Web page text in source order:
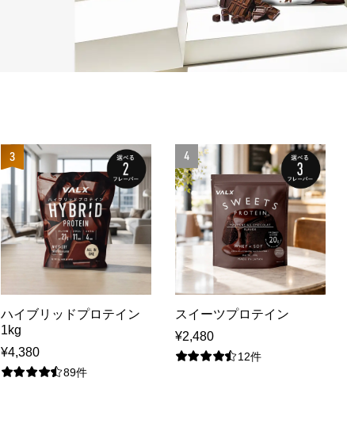
3
ハイブリッドプロテイン
1kg
¥4,380
89件
4
スイーツプロテイン
¥2,480
12件